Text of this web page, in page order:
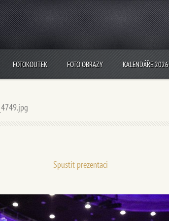
FOTOKOUTEK FOTO OBRAZY KALENDÁŘE 2026
Spustit prezentaci